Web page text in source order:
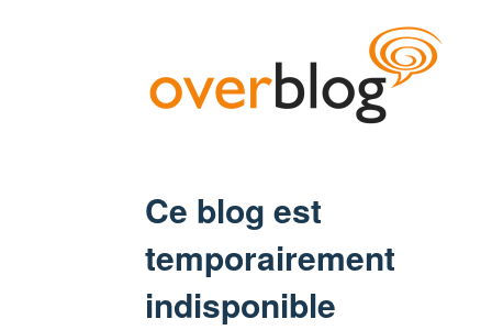
Ce blog est
temporairement
indisponible